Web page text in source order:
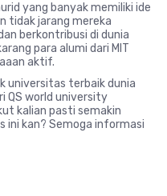
yang banyak memiliki ide
tidak jarang mereka
berkontribusi di dunia
para alumi dari MIT
aktif.
universitas terbaik dunia
QS world university
kalian pasti semakin
ini kan? Semoga informasi